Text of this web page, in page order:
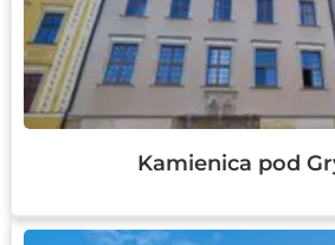
Kamienica pod